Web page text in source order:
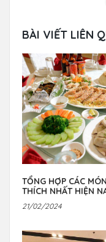
BÀI VIẾT LIÊN
TỔNG HỢP CÁC
THÍCH NHẤT HIỆN
21/02/2024